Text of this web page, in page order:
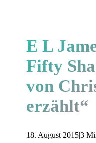
E L
Fifty
von
erzählt“
18. August 2015|3